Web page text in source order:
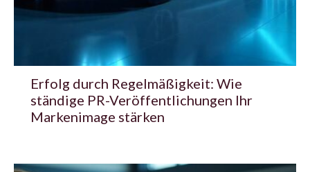
Erfolg durch Regelmäßigkeit: Wie
ständige PR-Veröffentlichungen Ihr
Markenimage stärken